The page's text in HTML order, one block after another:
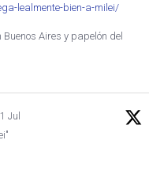
lealmente-bien-a-milei/
Aires y papelón del
Jul